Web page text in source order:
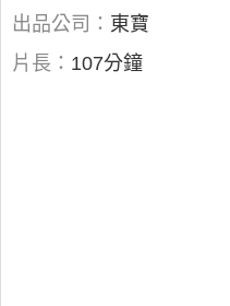
出品公司： 東寶
片長： 107分鐘